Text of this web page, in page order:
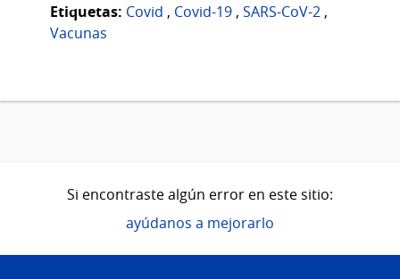
Etiquetas: Covid , Covid-19 , SARS-CoV-2 ,
Vacunas
Si encontraste algún error en este sitio:
ayúdanos a mejorarlo